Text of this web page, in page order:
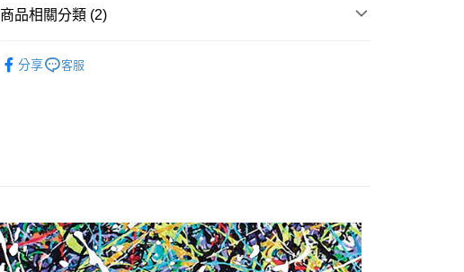
【「AFTEE先享後付」結帳流程】
１．於結帳方式選擇「AFTEE先享後付」後，將跳轉至「AFTEE先享後
２．訂單成立數日內，您將收到繳費通知簡訊。
３．收到繳費通知簡訊後14天內，點擊此簡訊中的連結，可透過四大超商
１．透過由恩沛科技股份有限公司提供之「AFTEE先享後付」服務完成之
交易，需依本服務之必要範圍內提供個人資料，並將交易相關給付款項請
求債權轉讓予恩沛科技股份有限公司。
每筆NT$60，滿NT$1,500(含以上)免運費
7-11取貨付款
商品相關分類 (2)
分享 客服